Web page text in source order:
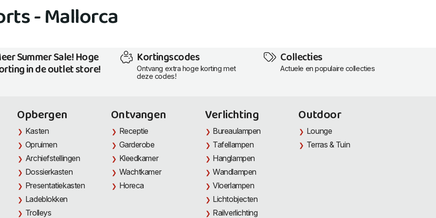
- Mallorca
Summer Sale! Hoge
in de outlet store!
Kortingscodes
Ontvang extra hoge korting met
deze codes!
Collecties
Actuele en populaire collecties
Opbergen
Kasten
Opruimen
Archiefstellingen
Dossierkasten
Presentatiekasten
Ladeblokken
Trolleys
Ontvangen
Receptie
Garderobe
Kleedkamer
Wachtkamer
Horeca
Verlichting
Bureaulampen
Tafellampen
Hanglampen
Wandlampen
Vloerlampen
Lichtobjecten
Railverlichting
Outdoor
Lounge
Terras & Tuin